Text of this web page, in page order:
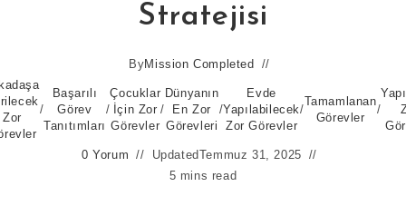
Stratejisi
ByMission Completed
Zor
/
Başarılı
Görev
Tanıtımları
/
Çocuklar
İçin Zor
Görevler
/
Dünyanın
En Zor
Görevleri
/
Evde
Yapılabilecek
Zor Görevler
/
Tamamlanan
Görevler
/
0 Yorum UpdatedTemmuz 31, 2025
5 mins read